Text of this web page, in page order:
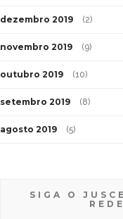
dezembro 2019 (2)
novembro 2019 (9)
outubro 2019 (10)
setembro 2019 (8)
agosto 2019 (5)
SIGA O